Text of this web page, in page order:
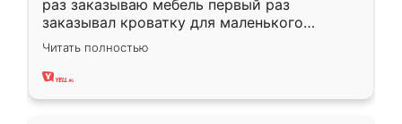
раз заказываю мебель первый раз
заказывал кроватку для маленького
ребёнка при его рождении ,во второй раз
заказал шкаф-купе. По качеству очень
хорошее сборка достаточно быстрая,
Читать полностью